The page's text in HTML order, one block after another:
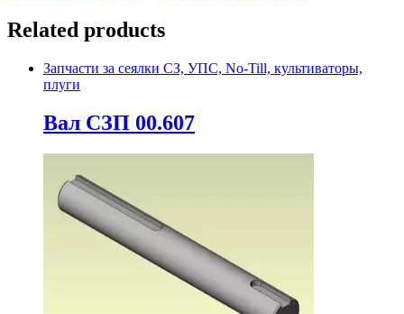
Related products
Запчасти за сеялки СЗ, УПС, No-Till, культиваторы,
плуги
Вал СЗП 00.607